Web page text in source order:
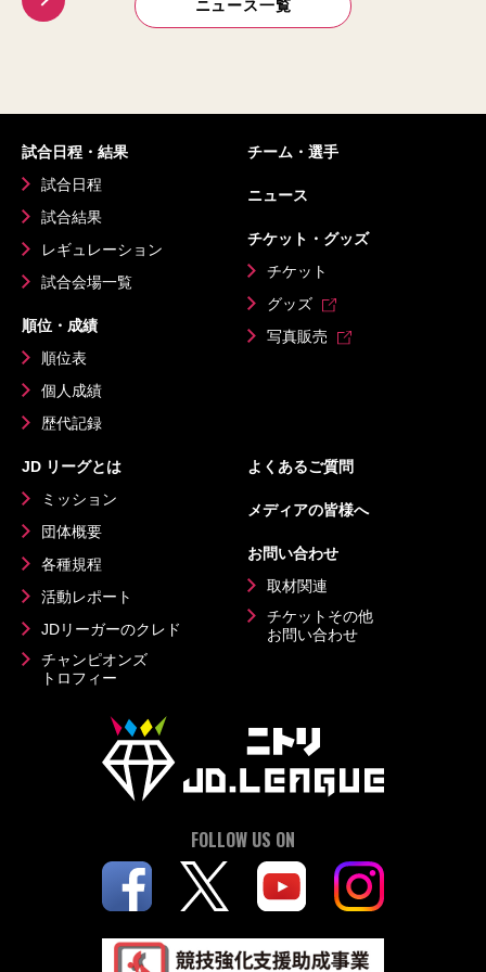
ニュース一覧
試合日程・結果
試合日程
試合結果
レギュレーション
試合会場一覧
順位・成績
順位表
個人成績
歴代記録
チーム・選手
ニュース
チケット・グッズ
チケット
グッズ
写真販売
JD リーグとは
ミッション
団体概要
各種規程
活動レポート
JDリーガーのクレド
チャンピオンズ
トロフィー
よくあるご質問
メディアの皆様へ
お問い合わせ
取材関連
チケットその他
お問い合わせ
FOLLOW US ON